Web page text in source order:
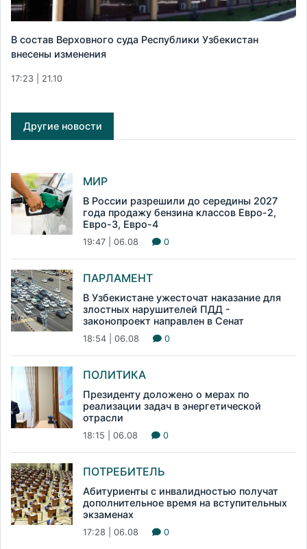
В состав Верховного суда Республики Узбекистан
внесены изменения
17:23 | 21.10
Другие новости
МИР
В России разрешили до середины 2027
года продажу бензина классов Евро-2,
Евро-3, Евро-4
19:47 | 06.08 0
ПАРЛАМЕНТ
В Узбекистане ужесточат наказание для
злостных нарушителей ПДД -
законопроект направлен в Сенат
18:54 | 06.08 0
ПОЛИТИКА
Президенту доложено о мерах по
реализации задач в энергетической
отрасли
18:15 | 06.08 0
ПОТРЕБИТЕЛЬ
Абитуриенты с инвалидностью получат
дополнительное время на вступительных
экзаменах
17:28 | 06.08 0